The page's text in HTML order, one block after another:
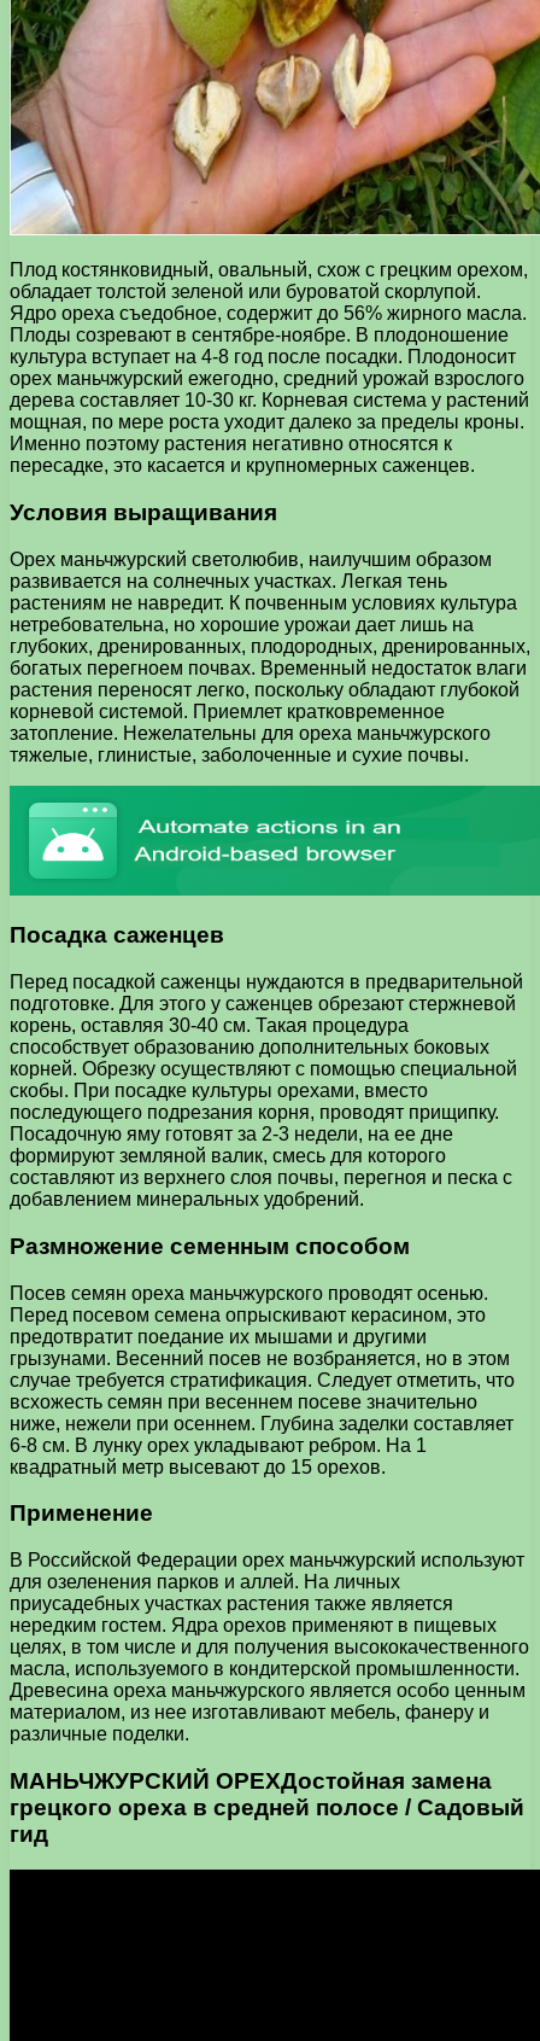
Плод костянковидный, овальный, схож с грецким орехом,
обладает толстой зеленой или буроватой скорлупой.
Ядро ореха съедобное, содержит до 56% жирного масла.
Плоды созревают в сентябре-ноябре. В плодоношение
культура вступает на 4-8 год после посадки. Плодоносит
орех маньчжурский ежегодно, средний урожай взрослого
дерева составляет 10-30 кг. Корневая система у растений
мощная, по мере роста уходит далеко за пределы кроны.
Именно поэтому растения негативно относятся к
пересадке, это касается и крупномерных саженцев.
Условия выращивания
Орех маньчжурский светолюбив, наилучшим образом
развивается на солнечных участках. Легкая тень
растениям не навредит. К почвенным условиях культура
нетребовательна, но хорошие урожаи дает лишь на
глубоких, дренированных, плодородных, дренированных,
богатых перегноем почвах. Временный недостаток влаги
растения переносят легко, поскольку обладают глубокой
корневой системой. Приемлет кратковременное
затопление. Нежелательны для ореха маньчжурского
тяжелые, глинистые, заболоченные и сухие почвы.
Посадка саженцев
Перед посадкой саженцы нуждаются в предварительной
подготовке. Для этого у саженцев обрезают стержневой
корень, оставляя 30-40 см. Такая процедура
способствует образованию дополнительных боковых
корней. Обрезку осуществляют с помощью специальной
скобы. При посадке культуры орехами, вместо
последующего подрезания корня, проводят прищипку.
Посадочную яму готовят за 2-3 недели, на ее дне
формируют земляной валик, смесь для которого
составляют из верхнего слоя почвы, перегноя и песка с
добавлением минеральных удобрений.
Размножение семенным способом
Посев семян ореха маньчжурского проводят осенью.
Перед посевом семена опрыскивают керасином, это
предотвратит поедание их мышами и другими
грызунами. Весенний посев не возбраняется, но в этом
случае требуется стратификация. Следует отметить, что
всхожесть семян при весеннем посеве значительно
ниже, нежели при осеннем. Глубина заделки составляет
6-8 см. В лунку орех укладывают ребром. На 1
квадратный метр высевают до 15 орехов.
Применение
В Российской Федерации орех маньчжурский используют
для озеленения парков и аллей. На личных
приусадебных участках растения также является
нередким гостем. Ядра орехов применяют в пищевых
целях, в том числе и для получения высококачественного
масла, используемого в кондитерской промышленности.
Древесина ореха маньчжурского является особо ценным
материалом, из нее изготавливают мебель, фанеру и
различные поделки.
МАНЬЧЖУРСКИЙ ОРЕХДостойная замена
грецкого ореха в средней полосе / Садовый
гид